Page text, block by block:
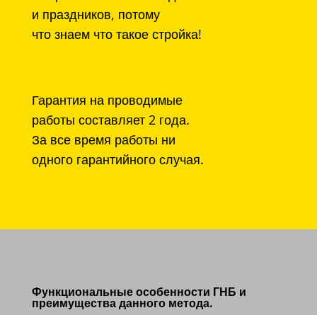
и праздников, потому
что знаем что такое стройка!
Гарантия на проводимые
работы составляет 2 года.
За все время работы ни
одного гарантийного случая.
Функциональные особенности ГНБ и
преимущества данного метода.